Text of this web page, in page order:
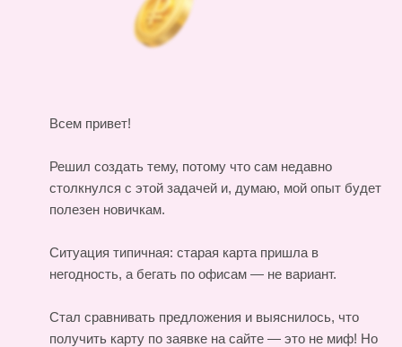
Всем привет!
Решил создать тему, потому что сам недавно
столкнулся с этой задачей и, думаю, мой опыт будет
полезен новичкам.
Ситуация типичная: старая карта пришла в
негодность, а бегать по офисам — не вариант.
Стал сравнивать предложения и выяснилось, что
получить карту по заявке на сайте — это не миф! Но